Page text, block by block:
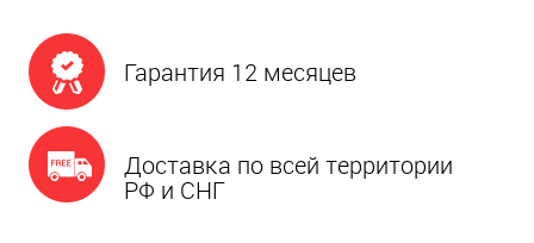
Гарантия 12 месяцев
Доставка по всей территории
РФ и СНГ